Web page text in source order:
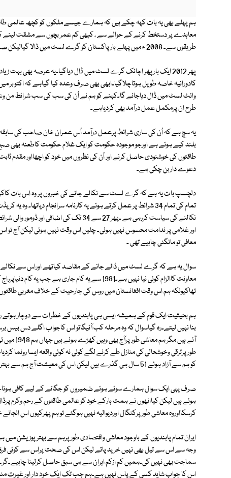
طریقوں سے۔ 2008 ء میں پہلے بار پاکستان کو گرے لسٹ میں ڈالا گیالیکن صرف دوسال بعد ہی واپس وائٹ لسٹ میں رکھ لیاگیا۔
وائٹ لسٹ میں ڈال دیاجائے گا۔کہنے کو ہم نے اُن کی سب کی سب شرائط من
طرح ان پرمکمل عمل درآمد بھی کردیاہے۔
یہ سچ ہے کہ اُن کی ساری شرائط پرعمل درآمد اُس عمران خان صاحب کی
طاقتوں کی خوشنودی حاصل کرنے اور اُن کی نظروں میں خود کو اچھااور
دعوے دار بن چکی ہے۔
تمام کی تمام 34 شرائط پر عمل کرتے ہوئے یہ کارنامہ سرانجام
نکالنے کی سیاست کررہی ہے ۔پھر 27 سے 34
اور غلامی پر ندامت محسوس نہیں ہوئی۔ چلیں اس وقت نہیں ہوئی لیکن آج تو
معافی تو مانگنی چاہیے تھی ۔
سوال یہ ہے کہ گرے لسٹ میں ڈالے جانے کے مقاصد کیاتھے اوراس سے نکالے
معاونت کاالزام کوئی نیا نہیں ہے۔1981 سے یہ کام
تھاکیونکہ ہم اس وقت افغانستان میں روس کی جارحیت کے خلاف مغربی
ہم بحیثیت ایک قوم کے ہمیشہ ایسی ہی پابندیوں کے خطرات سے دوچار
بنا نہیں لیتے۔رہ گیاسوال کہ وہ مرحلہ کب آئیگاتو اس کاجواب اگلے دس بیس
طور پرترقی وخوشحالی کی منازل طے کرنے لگے کوئی نہ کوئی واقعہ ایسا
کو ہم سے آزاد ہوئے 51 سال ہی گذرے ہیں لیکن اس کی معیشت آج ہم سے بہتر کیوں ہے۔
ہوئے ہیں لیکن کیاانھوں نے ہمت ہارکے خود کو عالمی طاقتوں کے رحم وکرم
کرسکااوروہ معاشی طور پرکنگال اوردیوالیہ نہیں ہوگئے تو ہم پھرکیوں اس
ایران تمام پابندیوں کے باوجود معاشی واقتصادی طور پرہم سے بہتر پوزیشن
وجہ سے اس سے تیل بھی نہیں خرید پاتے لیکن اس کی صحت پراس سے کوئی
سماجت بھی نہیں کی۔ہمیں کم ازکم ایران سے ہی سبق حاصل کرلینا
اس کا جواب شاید کسی کے پاس نہیں ہے۔ہم جب تک ایک خود دار اور غیرت